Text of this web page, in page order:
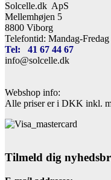
Solcelle.dk ApS
Mellemhøjen 5
8800 Viborg
Telefontid: Mandag-
Tel: 41 67 44 67
info@solcelle.dk
Webshop info:
Alle priser er i DKK inkl.
Tilmeld dig